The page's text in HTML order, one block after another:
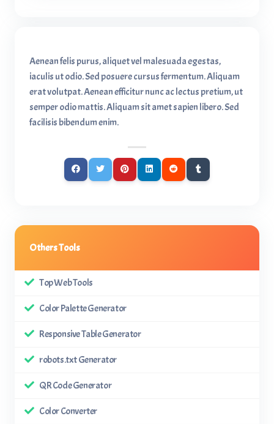
Aenean felis purus, aliquet vel malesuada egestas,
iaculis ut odio. Sed posuere cursus fermentum. Aliquam
erat volutpat. Aenean efficitur nunc ac lectus pretium, ut
semper odio mattis. Aliquam sit amet sapien libero. Sed
facilisis bibendum enim.
Others Tools
Top Web Tools
Color Palette Generator
Responsive Table Generator
robots.txt Generator
QR Code Generator
Color Converter